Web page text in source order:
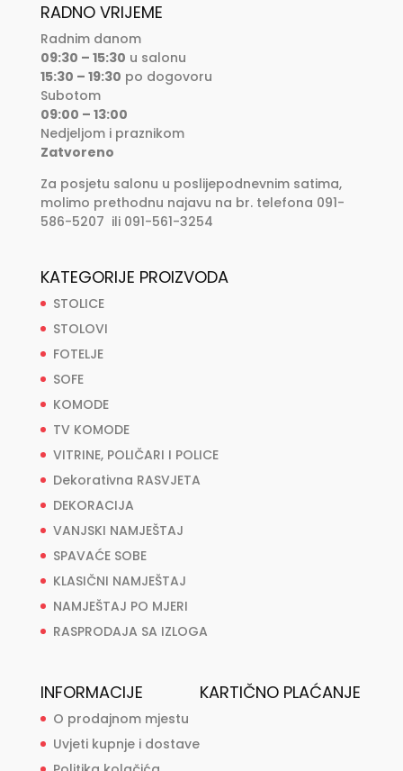
RADNO VRIJEME
Radnim danom
09:30 – 15:30 u salonu
15:30 – 19:30 po dogovoru
Subotom
09:00 – 13:00
Nedjeljom i praznikom
Zatvoreno
Za posjetu salonu u poslijepodnevnim satima,
molimo prethodnu najavu na br. telefona 091-
586-5207 ili 091-561-3254
KATEGORIJE PROIZVODA
STOLICE
STOLOVI
FOTELJE
SOFE
KOMODE
TV KOMODE
VITRINE, POLIČARI I POLICE
Dekorativna RASVJETA
DEKORACIJA
VANJSKI NAMJEŠTAJ
SPAVAĆE SOBE
KLASIČNI NAMJEŠTAJ
NAMJEŠTAJ PO MJERI
RASPRODAJA SA IZLOGA
INFORMACIJE
O prodajnom mjestu
Uvjeti kupnje i dostave
KARTIČNO PLAĆANJE